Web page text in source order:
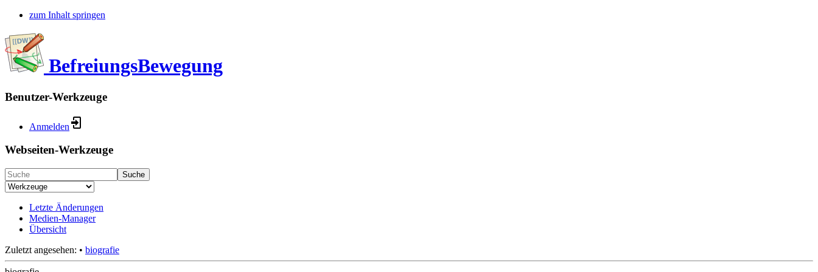
zum Inhalt springen
BefreiungsBewegung
Benutzer-Werkzeuge
Anmelden
Webseiten-Werkzeuge
Suche
Letzte Änderungen
Medien-Manager
Übersicht
Zuletzt angesehen: • biografie